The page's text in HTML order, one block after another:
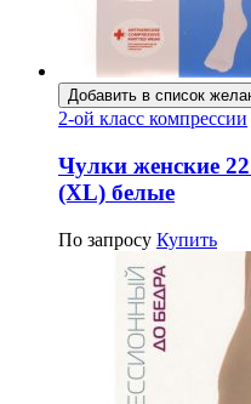
Добавить в список
2-ой класс компрессии
Чулки женские
(XL) белые
По запросу Купить